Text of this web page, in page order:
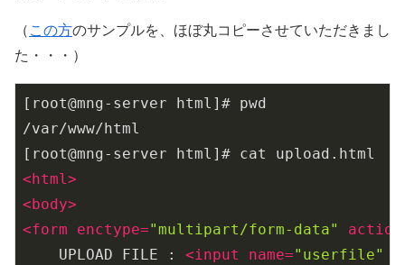
（ この方のサンプルを、ほぼ丸コピーさせていただきまし
た・・・）
[root@mng-server html]# pwd
/var/www/html
< html>
< body>
<form enctype="multipart/form-data" action
    UPLOAD FILE :
<input name="userfile"